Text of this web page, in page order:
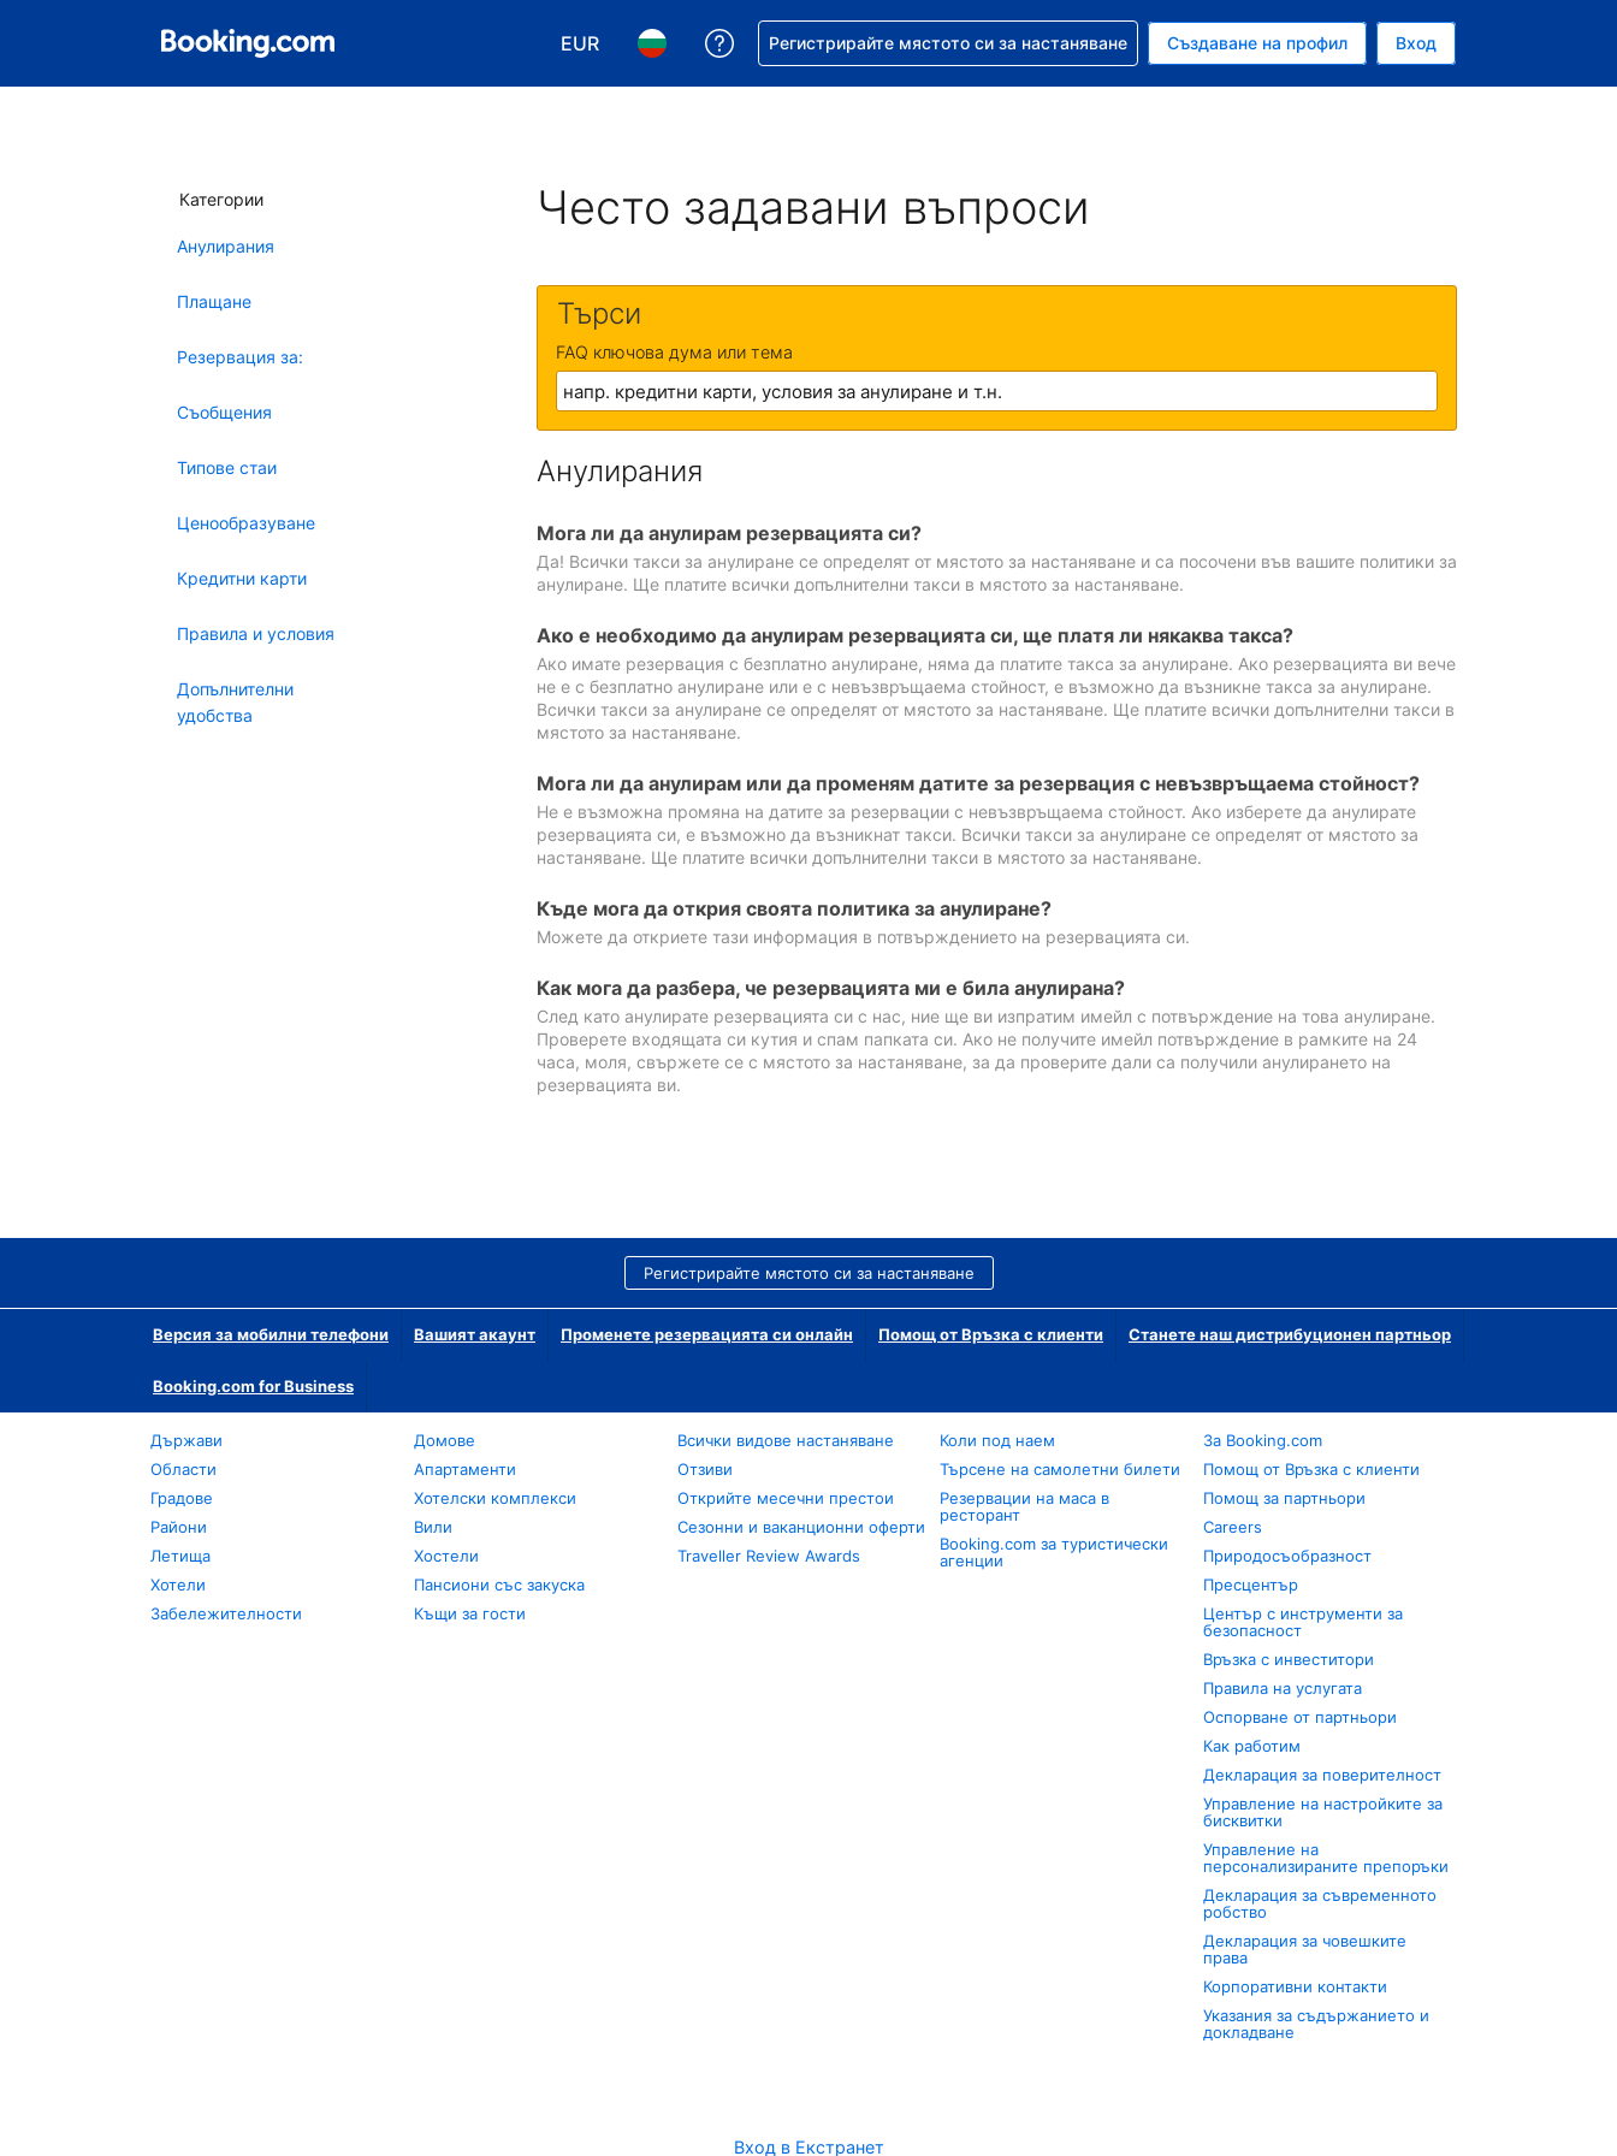
EUR
Избор на валута. Избрана валута - Евро
Избор на език. Избран език - Български
Помощ с резервацията ви
Регистрирайте мястото си за настаняване Създаване на профил Вход
Категории
Анулирания
Плащане
Резервация за:
Съобщения
Типове стаи
Ценообразуване
Кредитни карти
Правила и условия
Допълнителни
удобства
Често задавани въпроси
Търси
FAQ ключова дума или тема
Анулирания
Мога ли да анулирам резервацията си?
Да! Всички такси за анулиране се определят от мястото за настаняване и са посочени във вашите политики за
анулиране. Ще платите всички допълнителни такси в мястото за настаняване.
Ако е необходимо да анулирам резервацията си, ще платя ли някаква такса?
Ако имате резервация с безплатно анулиране, няма да платите такса за анулиране. Ако резервацията ви вече
не е с безплатно анулиране или е с невъзвръщаема стойност, е възможно да възникне такса за анулиране.
Всички такси за анулиране се определят от мястото за настаняване. Ще платите всички допълнителни такси в
мястото за настаняване.
Мога ли да анулирам или да променям датите за резервация с невъзвръщаема стойност?
Не е възможна промяна на датите за резервации с невъзвръщаема стойност. Ако изберете да анулирате
резервацията си, е възможно да възникнат такси. Всички такси за анулиране се определят от мястото за
настаняване. Ще платите всички допълнителни такси в мястото за настаняване.
Къде мога да открия своята политика за анулиране?
Можете да откриете тази информация в потвърждението на резервацията си.
Как мога да разбера, че резервацията ми е била анулирана?
След като анулирате резервацията си с нас, ние ще ви изпратим имейл с потвърждение на това анулиране.
Проверете входящата си кутия и спам папката си. Ако не получите имейл потвърждение в рамките на 24
часа, моля, свържете се с мястото за настаняване, за да проверите дали са получили анулирането на
резервацията ви.
Регистрирайте мястото си за настаняване
Версия за мобилни телефони Вашият акаунт Променете резервацията си онлайн Помощ от Връзка с клиенти Станете наш дистрибуционен партньор
Booking.com for Business
Държави
Области
Градове
Райони
Летища
Хотели
Забележителности
Домове
Апартаменти
Хотелски комплекси
Вили
Хостели
Пансиони със закуска
Къщи за гости
Всички видове настаняване
Отзиви
Открийте месечни престои
Сезонни и ваканционни оферти
Traveller Review Awards
Коли под наем
Търсене на самолетни билети
Резервации на маса в
ресторант
Booking.com за туристически
агенции
За Booking.com
Помощ от Връзка с клиенти
Помощ за партньори
Careers
Природосъобразност
Пресцентър
Център с инструменти за
безопасност
Връзка с инвеститори
Правила на услугата
Оспорване от партньори
Как работим
Декларация за поверителност
Управление на настройките за
бисквитки
Управление на
персонализираните препоръки
Декларация за съвременното
робство
Декларация за човешките
права
Корпоративни контакти
Указания за съдържанието и
докладване
Вход в Екстранет